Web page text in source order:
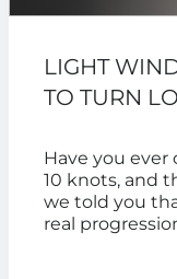
LIGHT
TO TURN
Have you ever
10 knots, and
we told you
real